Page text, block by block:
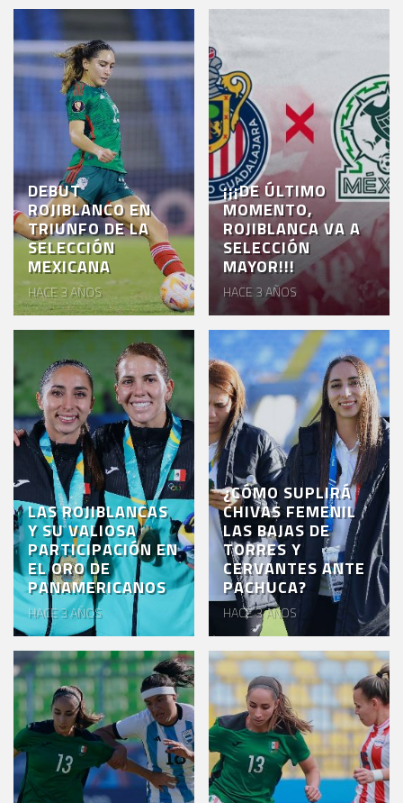
DEBUT
ROJIBLANCO EN
TRIUNFO DE LA
SELECCIÓN
MEXICANA
HACE 3 AÑOS
¡¡¡DE ÚLTIMO
MOMENTO,
ROJIBLANCA VA A
SELECCIÓN
MAYOR!!!
HACE 3 AÑOS
LAS ROJIBLANCAS
Y SU VALIOSA
PARTICIPACIÓN EN
EL ORO DE
PANAMERICANOS
HACE 3 AÑOS
¿CÓMO SUPLIRÁ
CHIVAS FEMENIL
LAS BAJAS DE
TORRES Y
CERVANTES ANTE
PACHUCA?
HACE 3 AÑOS